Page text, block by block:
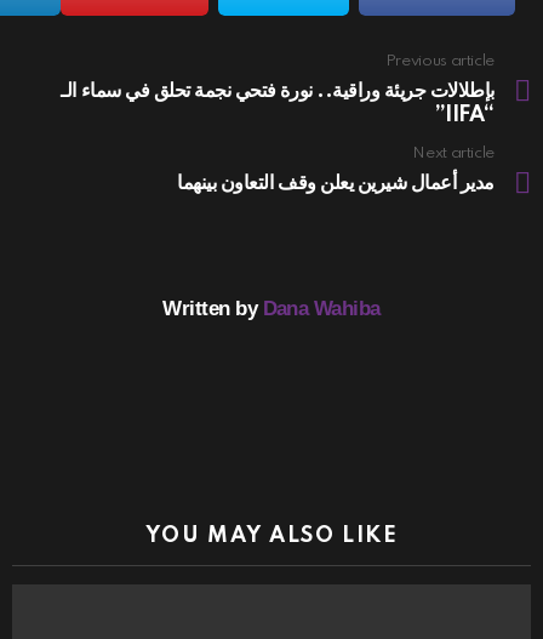
more
Previous article
بإطلالات جريئة وراقية.. نورة فتحي نجمة تحلق في سماء الـ
“IIFA”
Next article
مدير أعمال شيرين يعلن وقف التعاون بينهما
Written by Dana Wahiba
YOU MAY ALSO LIKE